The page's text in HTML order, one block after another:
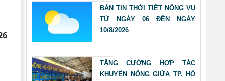
BẢN TIN THỜI TIẾT NÔNG VỤ
TỪ NGÀY 06 ĐẾN NGÀY
10/8/2026
TĂNG CƯỜNG HỢP TÁC
KHUYẾN NÔNG GIỮA TP. HỒ